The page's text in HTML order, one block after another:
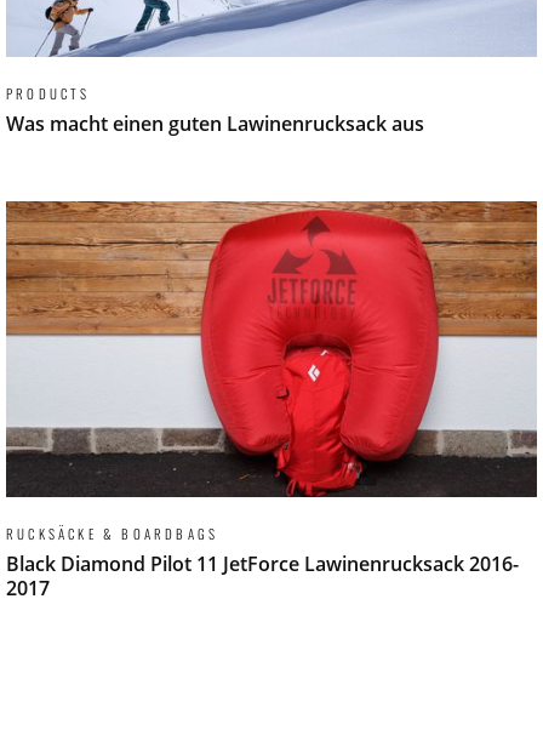
PRODUCTS
Was macht einen guten Lawinenrucksack aus
RUCKSÄCKE & BOARDBAGS
Black Diamond Pilot 11 JetForce Lawinenrucksack 2016-
2017